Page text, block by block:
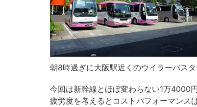
朝8時過ぎに大阪駅近くのウイラーバス
今回は新幹線とほぼ変わらない1万4000
疲労度を考えるとコストパフォーマンス